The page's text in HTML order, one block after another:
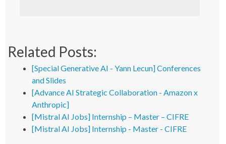
Related Posts:
[Special Generative AI - Yann Lecun] Conferences
and Slides
[Advance AI Strategic Collaboration - Amazon x
Anthropic]
[Mistral AI Jobs] Internship – Master – CIFRE
[Mistral AI Jobs] Internship - Master - CIFRE